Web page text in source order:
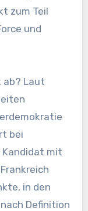
zum Teil
und
ab? Laut
bei
mit
in den
Definition